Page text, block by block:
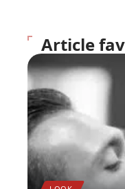
Article